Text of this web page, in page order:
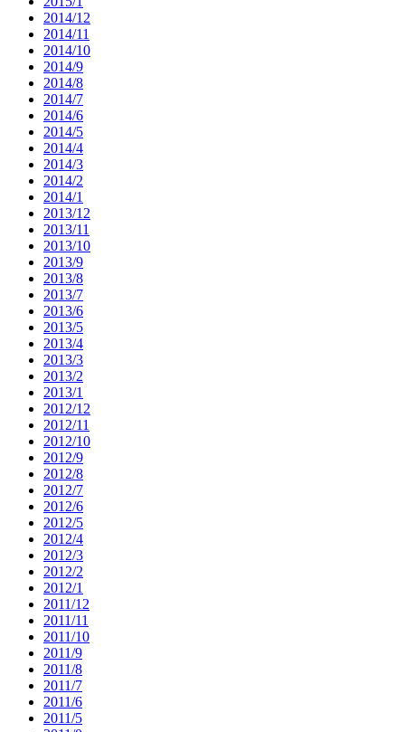
2014/12
2014/11
2014/10
2014/9
2014/8
2014/7
2014/6
2014/5
2014/4
2014/3
2014/2
2014/1
2013/12
2013/11
2013/10
2013/9
2013/8
2013/7
2013/6
2013/5
2013/4
2013/3
2013/2
2013/1
2012/12
2012/11
2012/10
2012/9
2012/8
2012/7
2012/6
2012/5
2012/4
2012/3
2012/2
2012/1
2011/12
2011/11
2011/10
2011/9
2011/8
2011/7
2011/6
2011/5